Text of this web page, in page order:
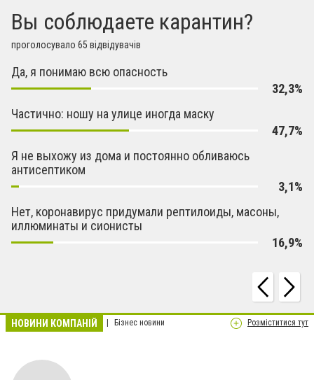
Вы соблюдаете карантин?
проголосувало 65 відвідувачів
Да, я понимаю всю опасность
32,3%
Частично: ношу на улице иногда маску
47,7%
Я не выхожу из дома и постоянно обливаюсь
антисептиком
3,1%
Нет, коронавирус придумали рептилоиды, масоны,
иллюминаты и сионисты
16,9%
НОВИНИ КОМПАНІЙ Бізнес новини Розміститися тут